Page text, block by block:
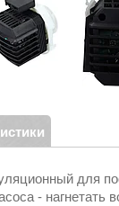
для
-